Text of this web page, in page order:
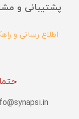
پشتیبانی و
اطلاع رسانی و